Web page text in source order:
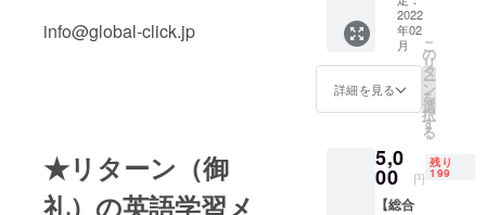
info@global-click.jp
★リターン（御
礼）の英語学習メ
フィリ
ピン人
英語講
師陣で
す。 ・
10:00～
２日前
までに
事務局
（info@
ディン
グ100問
75分で
990点満
点の
擬テス
トを実
施。翌
日には
TOEIC
模擬テ
スト１
回付
き】
（モニ
別価
格・税
込み）
◆英語
2022
年02
月
詳細を見る
こ
の
リ
タ
ー
ン
を
選
択
す
る
5,0
00 円
残り
199
【総合